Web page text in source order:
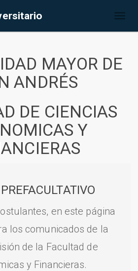
MAYOR DE
ANDRÉS
DE CIENCIAS
Y
en este página
los comunicados de la
de la Facultad de
y Financieras.